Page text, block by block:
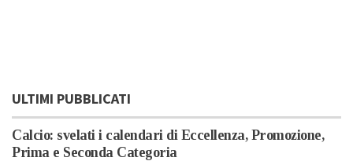
ULTIMI PUBBLICATI
Calcio: svelati i calendari di Eccellenza, Promozione,
Prima e Seconda Categoria